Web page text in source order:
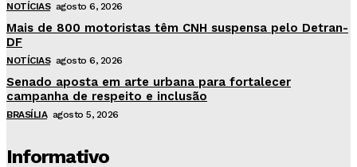
NOTÍCIAS agosto 6, 2026
Mais de 800 motoristas têm CNH suspensa pelo Detran-
DF
NOTÍCIAS agosto 6, 2026
Senado aposta em arte urbana para fortalecer
campanha de respeito e inclusão
BRASÍLIA agosto 5, 2026
Informativo